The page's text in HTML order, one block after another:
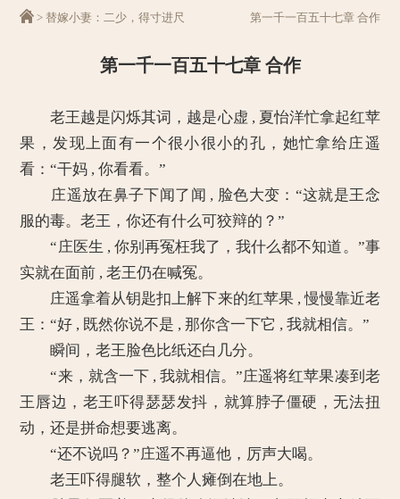
> 替嫁小妻：二少，得寸进尺 第一千一百五十七章 合作
第一千一百五十七章 合作
老王越是闪烁其词，越是心虚 , 夏怡洋忙拿起红苹
果，发现上面有一个很小很小的孔，她忙拿给庄遥
看：“干妈 , 你看看。”
庄遥放在鼻子下闻了闻 , 脸色大变：“这就是王念
服的毒。老王，你还有什么可狡辩的？”
“庄医生 , 你别再冤枉我了，我什么都不知道。”事
实就在面前 , 老王仍在喊冤。
庄遥拿着从钥匙扣上解下来的红苹果 , 慢慢靠近老
王：“好 , 既然你说不是 , 那你含一下它 , 我就相信。”
瞬间，老王脸色比纸还白几分。
“来，就含一下 , 我就相信。”庄遥将红苹果凑到老
王唇边，老王吓得瑟瑟发抖，就算脖子僵硬，无法扭
动，还是拼命想要逃离。
“还不说吗？”庄遥不再逼他，厉声大喝。
老王吓得腿软，整个人瘫倒在地上。